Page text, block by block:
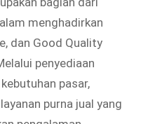
menghadirkan
dan Good Quality
penyediaan
pasar,
purna jual yang